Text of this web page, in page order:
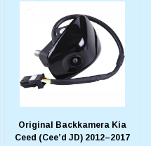
Original Backkamera Kia
Ceed (Cee’d JD) 2012–2017